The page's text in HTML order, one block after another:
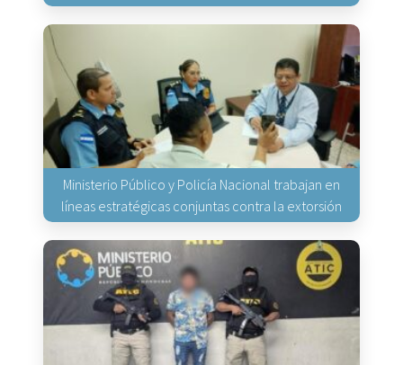
Ministerio Público y Policía Nacional trabajan en
líneas estratégicas conjuntas contra la extorsión